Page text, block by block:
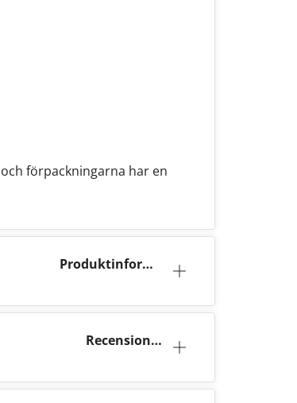
förpackningarna har en
Produktinforma
Recensioner